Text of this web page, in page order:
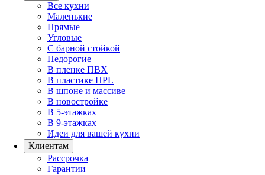
Все кухни
Маленькие
Прямые
Угловые
С барной стойкой
Недорогие
В пленке ПВХ
В пластике HPL
В шпоне и массиве
В новостройке
В 5-этажках
В 9-этажках
Идеи для вашей кухни
Клиентам
Рассрочка
Гарантии